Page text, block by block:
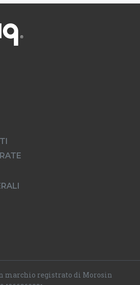
marchio registrato di Morosin